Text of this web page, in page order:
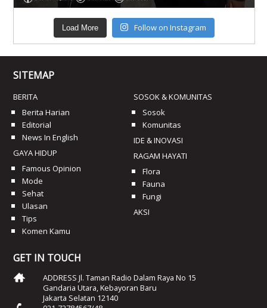
Load More Follow on Instagram
SITEMAP
BERITA
Berita Harian
Editorial
News In English
GAYA HIDUP
Famous Opinion
Mode
Sehat
Ulasan
Tips
Komen Kamu
SOSOK & KOMUNITAS
Sosok
Komunitas
IDE & INOVASI
RAGAM HAYATI
Flora
Fauna
Fungi
AKSI
GET IN TOUCH
ADDRESS Jl. Taman Radio Dalam Raya No 15
Gandaria Utara, Kebayoran Baru
Jakarta Selatan 12140